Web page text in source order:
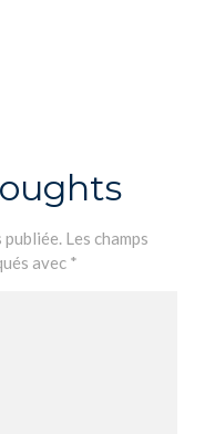
publiée. Les champs
avec *